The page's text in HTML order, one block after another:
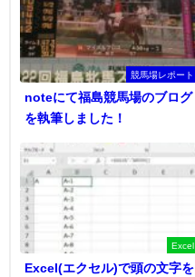
競馬場レポート
noteにて福島競馬場のブログ
を執筆しました！
Excel
Excel(エクセル)で頭の文字を